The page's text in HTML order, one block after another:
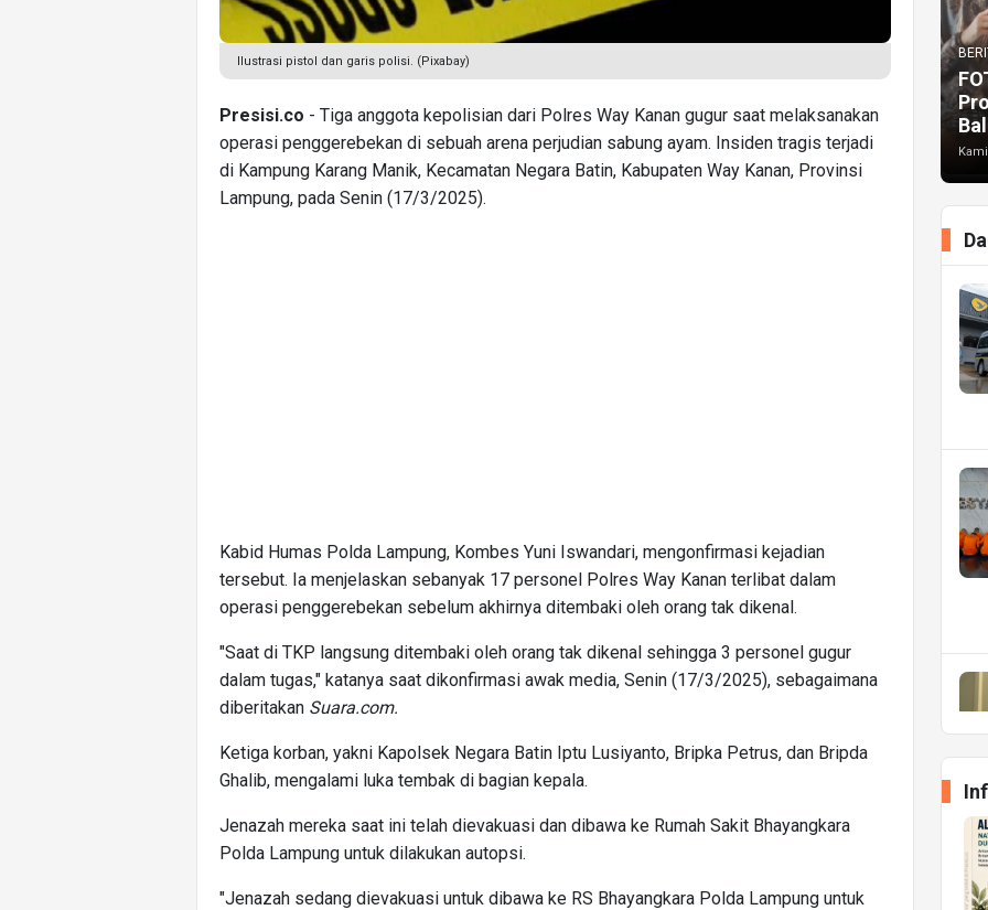
Ilustrasi pistol dan garis polisi. (Pixabay)
Presisi.co - Tiga anggota kepolisian dari Polres Way Kanan gugur saat melaksanakan
operasi penggerebekan di sebuah arena perjudian sabung ayam. Insiden tragis terjadi
di Kampung Karang Manik, Kecamatan Negara Batin, Kabupaten Way Kanan, Provinsi
Lampung, pada Senin (17/3/2025).
Kabid Humas Polda Lampung, Kombes Yuni Iswandari, mengonfirmasi kejadian
tersebut. Ia menjelaskan sebanyak 17 personel Polres Way Kanan terlibat dalam
operasi penggerebekan sebelum akhirnya ditembaki oleh orang tak dikenal.
"Saat di TKP langsung ditembaki oleh orang tak dikenal sehingga 3 personel gugur
dalam tugas," katanya saat dikonfirmasi awak media, Senin (17/3/2025), sebagaimana
diberitakan Suara.com.
Ketiga korban, yakni Kapolsek Negara Batin Iptu Lusiyanto, Bripka Petrus, dan Bripda
Ghalib, mengalami luka tembak di bagian kepala.
Jenazah mereka saat ini telah dievakuasi dan dibawa ke Rumah Sakit Bhayangkara
Polda Lampung untuk dilakukan autopsi.
"Jenazah sedang dievakuasi untuk dibawa ke RS Bhayangkara Polda Lampung untuk